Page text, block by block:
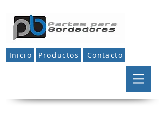
Inicio Productos Contacto